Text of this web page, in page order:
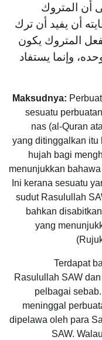
أن المتروك
أن يفيد أن ترك
المتروك يكون
وإنما يستفاد
Maksudnya:
sesuatu
nas (al-Quran
yang ditinggalkan itu
hujah bagi
menunjukkan
Ini kerana sesuatu
sudut Rasulullah
bahkan
yang
Terdapat
Rasulullah SAW
pelbagai
meninggal
dipelawa oleh para
SAW.